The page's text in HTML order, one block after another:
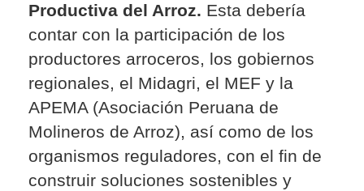
Productiva del Arroz. Esta debería
contar con la participación de los
productores arroceros, los gobiernos
regionales, el Midagri, el MEF y la
APEMA (Asociación Peruana de
Molineros de Arroz), así como de los
organismos reguladores, con el fin de
construir soluciones sostenibles y